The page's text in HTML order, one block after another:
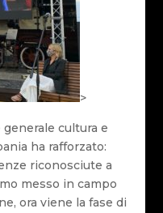
>
cultura e
ha rafforzato:
riconosciute a
messo in campo
ora viene la fase di